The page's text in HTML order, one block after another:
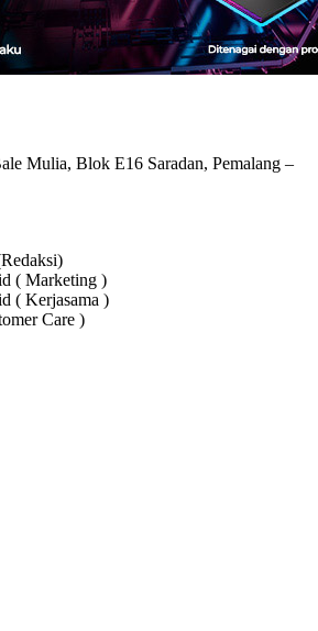
Mulia, Blok E16 Saradan, Pemalang –
( Marketing )
( Kerjasama )
Care )